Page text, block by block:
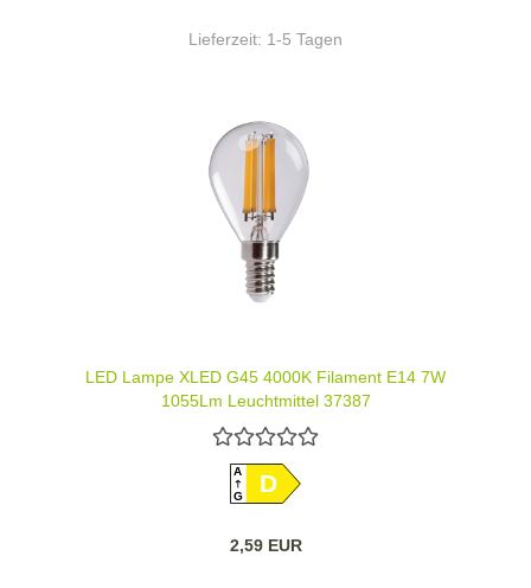
Lieferzeit: 1-5 Tagen
LED Lampe XLED G45 4000K Filament E14 7W
1055Lm Leuchtmittel 37387
A
GD
2,59 EUR